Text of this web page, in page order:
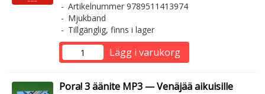
Artikelnummer 9789511413974
Mjukband
Tillgänglig, finns i lager
Lägg i varukorg
Pora! 3 äänite MP3 — Venäjää aikuisille